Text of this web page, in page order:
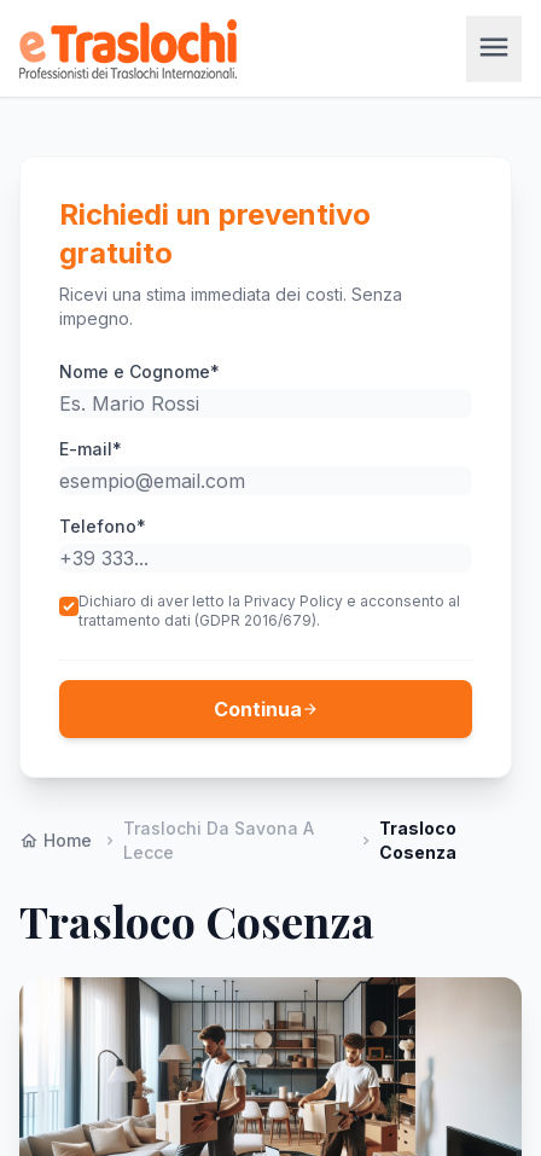
menu
Richiedi un preventivo
gratuito
Ricevi una stima immediata dei costi. Senza
impegno.
Nome e Cognome*
E-mail*
Telefono*
Dichiaro di aver letto la Privacy Policy e acconsento al
trattamento dati (GDPR 2016/679).
Continua arrow_forward
home Home chevron_right
Traslochi Da Savona A
Lecce
chevron_right
Trasloco
Cosenza
Trasloco Cosenza